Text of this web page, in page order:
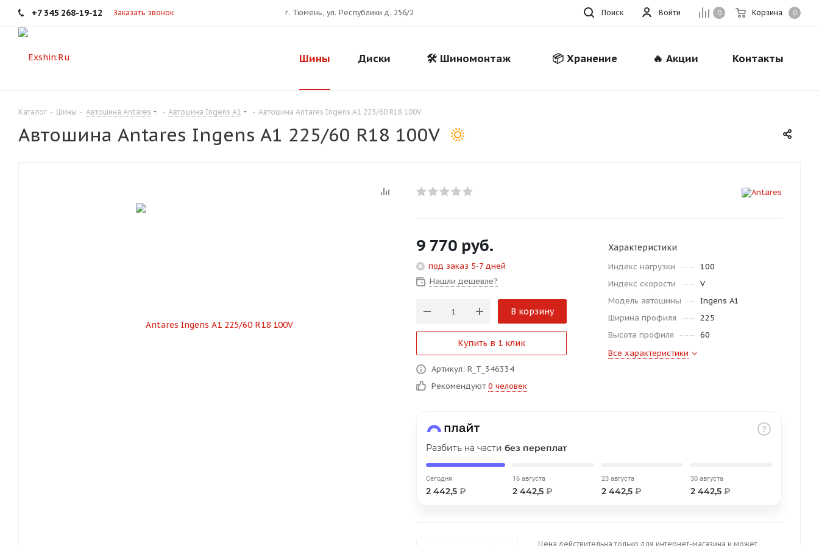
+7 345 268-19-12 Заказать звонок 0 Корзина 0
Войти
г. Тюмень, ул. Республики д. 256/2 Поиск
Шины Диски 🛠️ Шиномонтаж 📦 Хранение 🔥 Акции Контакты
Каталог - Шины - Автошина Antares - Автошина Ingens A1 - Автошина Antares Ingens A1 225/60 R18 100V
Автошина Antares Ingens A1 225/60 R18 100V
9 770 руб.
под заказ 5-7 дней
Нашли дешевле?
В корзину
Купить в 1 клик
Артикул: R_T_346334
Рекомендуют 0 человек
Характеристики
Индекс нагрузки
100
Индекс скорости
V
Модель автошины
Ingens A1
Ширина профиля
225
Высота профиля
60
Все характеристики
Разбить на части без переплат
Сегодня
2 442,5 ₽
16 августа
2 442,5 ₽
23 августа
2 442,5 ₽
30 августа
2 442,5 ₽
Цена действительна только для интернет-магазина и может
без переплат
График платежей
в корзину
Оплачивайте сегодня только